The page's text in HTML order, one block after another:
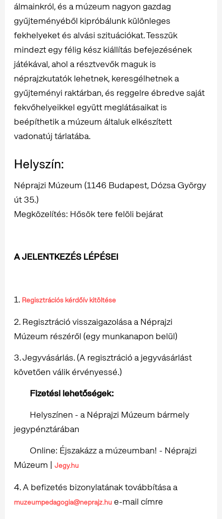
álmainkról, és a múzeum nagyon gazdag
gyűjteményéből kipróbálunk különleges
fekhelyeket és alvási szituációkat. Tesszük
mindezt egy félig kész kiállítás befejezésének
játékával, ahol a résztvevők maguk is
néprajzkutatók lehetnek, keresgélhetnek a
gyűjteményi raktárban, és reggelre ébredve saját
fekvőhelyeikkel együtt meglátásaikat is
beépíthetik a múzeum általuk elkészített
vadonatúj tárlatába.
Helyszín:
Néprajzi Múzeum (1146 Budapest, Dózsa György
út 35.)
Megközelítés: Hősök tere felöli bejárat
A JELENTKEZÉS LÉPÉSEI
1. Regisztrációs kérdőív kitöltése
2. Regisztráció visszaigazolása a Néprajzi
Múzeum részéről (egy munkanapon belül)
3. Jegyvásárlás. (A regisztráció a jegyvásárlást
követően válik érvényessé.)
Fizetési lehetőségek:
Helyszínen - a Néprajzi Múzeum bármely
jegypénztárában
Online: Éjszakázz a múzeumban! - Néprajzi
Múzeum | Jegy.hu
4. A befizetés bizonylatának továbbítása a
muzeumpedagogia@neprajz.hu e-mail címre